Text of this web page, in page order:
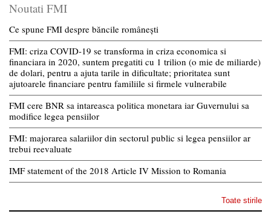
Noutati FMI
Ce spune FMI despre băncile românești
FMI: criza COVID-19 se transforma in criza economica si
financiara in 2020, suntem pregatiti cu 1 trilion (o mie de miliarde)
de dolari, pentru a ajuta tarile in dificultate; prioritatea sunt
ajutoarele financiare pentru familiile si firmele vulnerabile
FMI cere BNR sa intareasca politica monetara iar Guvernului sa
modifice legea pensiilor
FMI: majorarea salariilor din sectorul public si legea pensiilor ar
trebui reevaluate
IMF statement of the 2018 Article IV Mission to Romania
Toate stirile